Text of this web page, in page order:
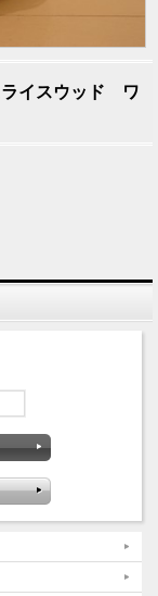
ライスウッド ワ